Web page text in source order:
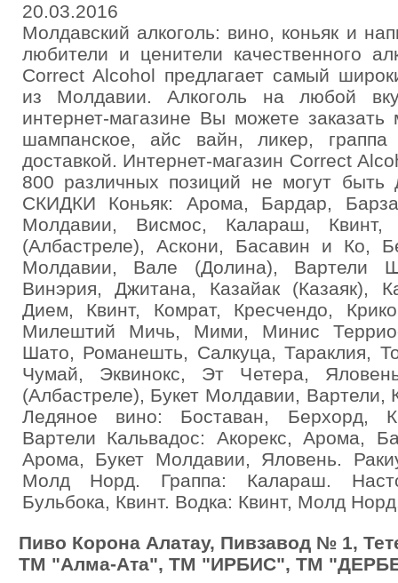
20.03.2016
Молдавский алкоголь: вино, коньяк и
любители и ценители качественного
Correct Alcohol предлагает самый
из Молдавии. Алкоголь на любой
интернет-магазине Вы можете заказать
шампанское, айс вайн, ликер,
доставкой. Интернет-магазин Correct
800 различных позиций не могут
СКИДКИ Коньяк: Арома, Бардар,
Молдавии, Висмос, Калараш, Квинт,
(Албастреле), Аскони, Басавин и Ко,
Молдавии, Вале (Долина), Вартели
Винэрия, Джитана, Казайак (Казаяк),
Дием, Квинт, Комрат, Кресчендо,
Милештий Мичь, Мими, Минис
Шато, Романешть, Салкуца, Тараклия,
Чумай, Эквинокс, Эт Четера,
(Албастреле), Букет Молдавии,
Ледяное вино: Боставан, Берхорд,
Вартели Кальвадос: Акорекс, Арома,
Арома, Букет Молдавии, Яловень.
Молд Норд. Граппа: Калараш.
Бульбока, Квинт. Водка: Квинт, Молд
Пиво Корона Алатау, Пивзавод № 1,
ТМ "Алма-Ата", ТМ "ИРБИС", ТМ